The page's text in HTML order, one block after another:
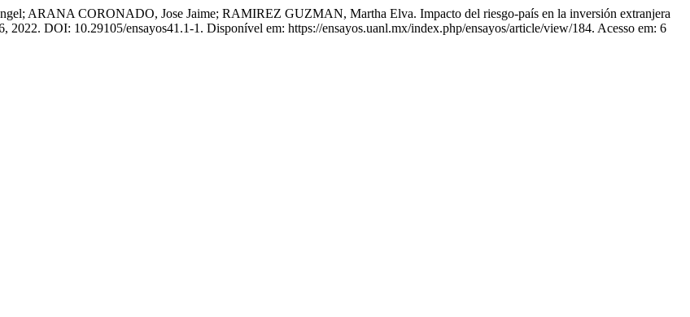
ARANA CORONADO, Jose Jaime; RAMIREZ GUZMAN, Martha Elva. Impacto del riesgo-país en la inversión extranjera
2022. DOI: 10.29105/ensayos41.1-1. Disponível em: https://ensayos.uanl.mx/index.php/ensayos/article/view/184. Acesso em: 6